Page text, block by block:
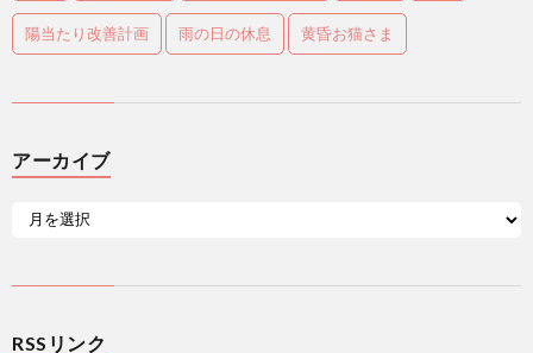
陽当たり改善計画 雨の日の休息 黄昏お猫さま
アーカイブ
RSSリンク